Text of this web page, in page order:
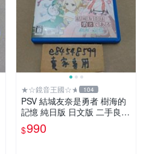
★☆鏡音王國☆★ 104
PSV 結城友奈是勇者 樹海的
記憶 純日版 日文版 二手良品
結城友奈は勇者である 樹海
の記憶
$990